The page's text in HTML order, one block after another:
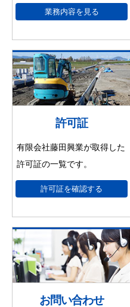
業務内容を見る
許可証
有限会社藤田興業が取得した
許可証の一覧です。
許可証を確認する
お問い合わせ